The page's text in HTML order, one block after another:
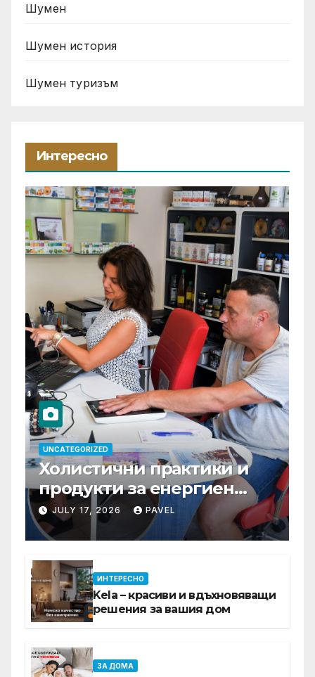
Шумен
Шумен история
Шумен туризъм
Интересно
UNCATEGORIZED
Холистични практики и
продукти за енергиен
баланс в ежедневието
JULY 17, 2026 PAVEL
ИНТЕРЕСНО
Kela – красиви и вдъхновяващи
решения за вашия дом
ЗА ДОМА